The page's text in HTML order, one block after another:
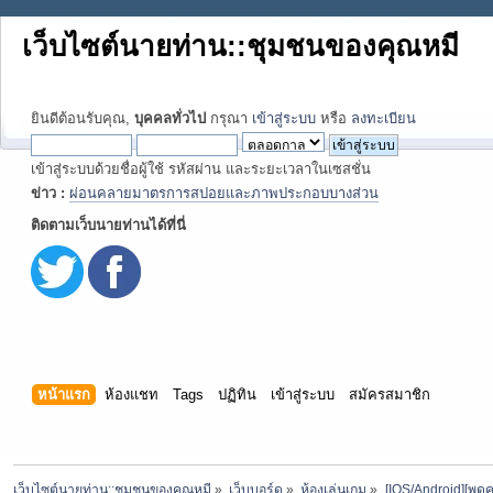
เว็บไซต์นายท่าน::ชุมชนของคุณหมี
ยินดีต้อนรับคุณ, บุคคลทั่วไป กรุณา เข้าสู่ระบบ หรือ ลงทะเบียน
เข้าสู่ระบบด้วยชื่อผู้ใช้ รหัสผ่าน และระยะเวลาในเซสชั่น
ข่าว : ผ่อนคลายมาตรการสปอยและภาพประกอบบางส่วน
ติดตามเว็บนายท่านได้ที่นี่
หน้าแรก ห้องแชท Tags ปฏิทิน เข้าสู่ระบบ สมัครสมาชิก
เว็บไซต์นายท่าน::ชุมชนของคุณหมี » เว็บบอร์ด » ห้องเล่นเกม » [IOS/Android][พูด